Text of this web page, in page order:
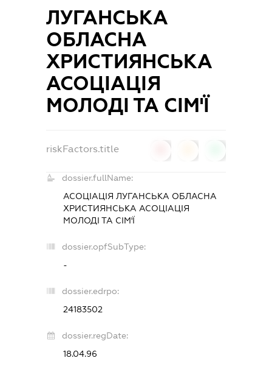
ЛУГАНСЬКА
ОБЛАСНА
ХРИСТИЯНСЬКА
АСОЦІАЦІЯ
МОЛОДІ ТА СІМ'Ї
riskFactors.title
dossier.fullName:
АСОЦІАЦІЯ ЛУГАНСЬКА ОБЛАСНА
ХРИСТИЯНСЬКА АСОЦІАЦІЯ
МОЛОДІ ТА СІМ'Ї
dossier.opfSubType:
-
dossier.edrpo:
24183502
dossier.regDate:
18.04.96